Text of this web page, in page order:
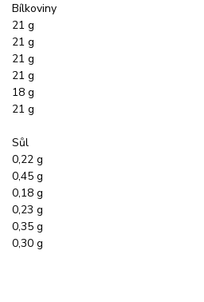
Bílkoviny
21 g
21 g
21 g
21 g
18 g
21 g
Sůl
0,22 g
0,45 g
0,18 g
0,23 g
0,35 g
0,30 g